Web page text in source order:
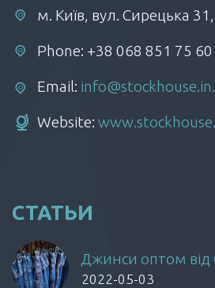
м. Київ, вул. Сирецька
Phone: +38 068 851 75 60
Email:
Website:
СТАТЬИ
Джинси оптом від
2022-05-03